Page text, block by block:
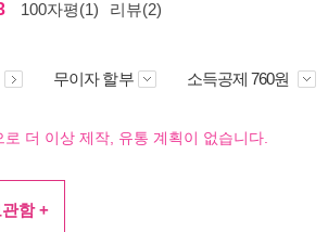
100자평(1) 리뷰(2)
무이자 할부 소득공제 760원
더 이상 제작, 유통 계획이 없습니다.
관함 +